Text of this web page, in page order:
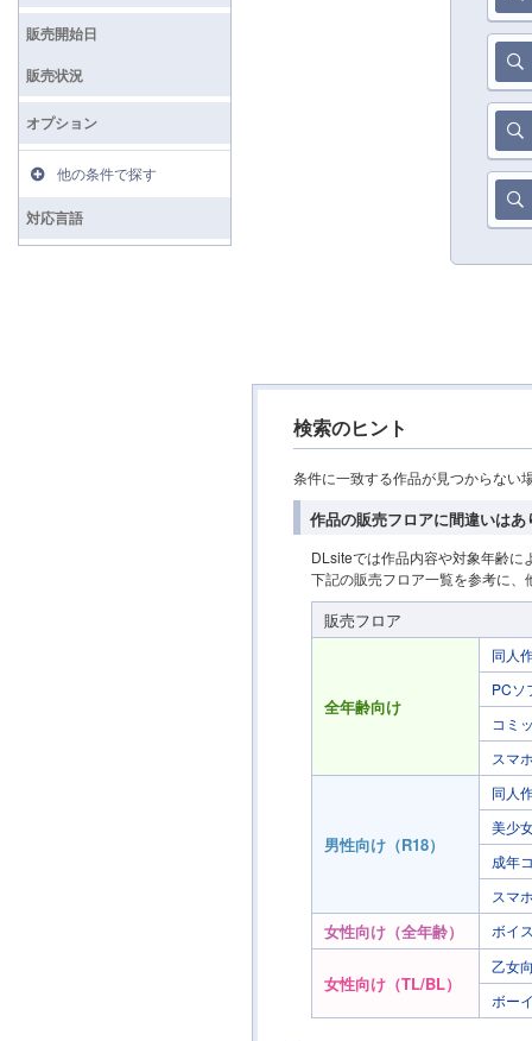
検索のヒント
条件に一致する作品が見つからない
作品の販売フロアに間違いはあ
DLsiteでは作品内容や対象年齢に
下記の販売フロア一覧を参考に
販売フロア
全年齢向け
同人
PCソ
コミ
スマ
男性向け（R18）
同人
美少
成年
スマ
女性向け（全年齢） ボイ
女性向け（TL/BL）
乙女
ボー
販売開始日
販売状況
オプション
他の条件で探す
対応言語